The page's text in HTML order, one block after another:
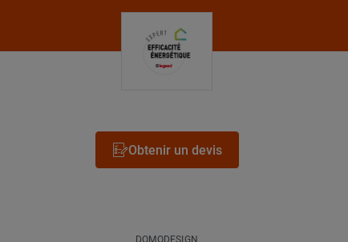
Obtenir un devis
DOMODESIGN